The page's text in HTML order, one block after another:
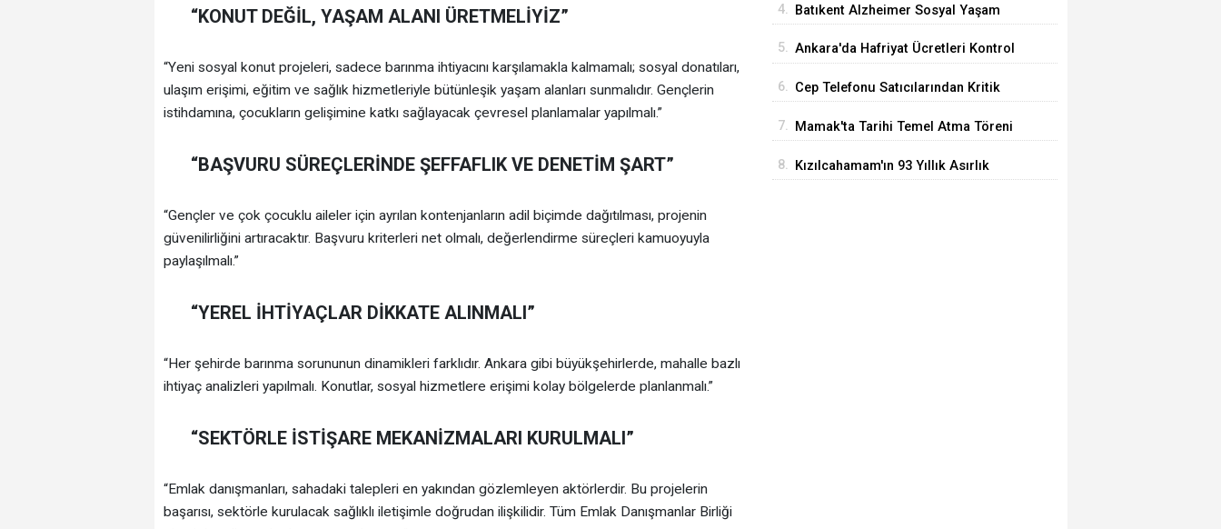
“KONUT DEĞİL, YAŞAM ALANI ÜRETMELİYİZ”
“Yeni sosyal konut projeleri, sadece barınma ihtiyacını karşılamakla kalmamalı; sosyal donatıları,
ulaşım erişimi, eğitim ve sağlık hizmetleriyle bütünleşik yaşam alanları sunmalıdır. Gençlerin
istihdamına, çocukların gelişimine katkı sağlayacak çevresel planlamalar yapılmalı.”
“BAŞVURU SÜREÇLERİNDE ŞEFFAFLIK VE DENETİM ŞART”
“Gençler ve çok çocuklu aileler için ayrılan kontenjanların adil biçimde dağıtılması, projenin
güvenilirliğini artıracaktır. Başvuru kriterleri net olmalı, değerlendirme süreçleri kamuoyuyla
paylaşılmalı.”
“YEREL İHTİYAÇLAR DİKKATE ALINMALI”
“Her şehirde barınma sorununun dinamikleri farklıdır. Ankara gibi büyükşehirlerde, mahalle bazlı
ihtiyaç analizleri yapılmalı. Konutlar, sosyal hizmetlere erişimi kolay bölgelerde planlanmalı.”
“SEKTÖRLE İSTİŞARE MEKANİZMALARI KURULMALI”
“Emlak danışmanları, sahadaki talepleri en yakından gözlemleyen aktörlerdir. Bu projelerin
başarısı, sektörle kurulacak sağlıklı iletişimle doğrudan ilişkilidir. Tüm Emlak Danışmanlar Birliği
4. Batıkent Alzheimer Sosyal Yaşam
5. Ankara'da Hafriyat Ücretleri Kontrol
6. Cep Telefonu Satıcılarından Kritik
7. Mamak'ta Tarihi Temel Atma Töreni
8. Kızılcahamam'ın 93 Yıllık Asırlık